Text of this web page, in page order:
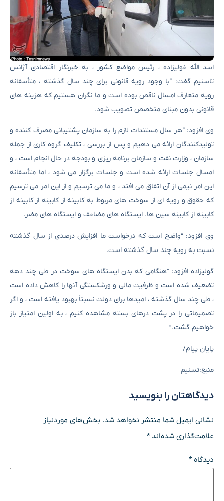
اسد الله غولیزاده ، رئیس مواضع کشور ، به خبرنگار اقتصادی آژانس
تاسنیم گفت: “با وجود رویه قانونی برای چند سال گذشته ، متأسفانه
رویه متعارف امسال ناقص بوده است و ما نگران هستیم که هزینه های
قانونی بدون مبنای متخصص تصویب شود.
وی افزود: “هر سال مستندات لازم را به سازمان پشتیبانی مصرف کننده و
تولیدکنندگان ارائه می دهیم و پس از بررسی ، تکلیف گروه کاری از جمله
سازمان ، وزارت نفت و سازمان برنامه ریزی و بودجه در حال انجام است ، و
امسال جلسات ارائه شده است و جلسات برگزار می شود ، اما متأسفانه
این امر نیمی از آن اتفاق می افتد ، و ما می ترسیم و از این امر می ترسیم
که حقوق و رویه ای از سوخت های مربوط به کابینه از کابینه از کابینه از
کابینه از کابینه سین ها. ایستگاه های مضاعف و ایستگاه های مضر.
وی افزود: “واضح است که درخواست ما افزایش درصدی از سال گذشته
نسبت به رویه چند سال گذشته است.
گولیزاده افزود: “هنگامی که بدن ایستگاه های سوخت در طی چند دهه
تضعیف شده است و ظرفیت مالی و ورشکستگی آنها را کاهش داده است
، طی چند سال گذشته ، امیدها برای دولت نسبتاً بهبود یافته است ، و اگر
تصمیماتی را در پشت درهای بسته مشاهده کنیم ، به اولین امتیاز باز
خواهیم گشت.”
پایان پیام/
منبع:تسنیم
دیدگاهتان را بنویسید
نشانی ایمیل شما منتشر نخواهد شد. بخش‌های موردنیاز
علامت‌گذاری شده‌اند*
دیدگاه*